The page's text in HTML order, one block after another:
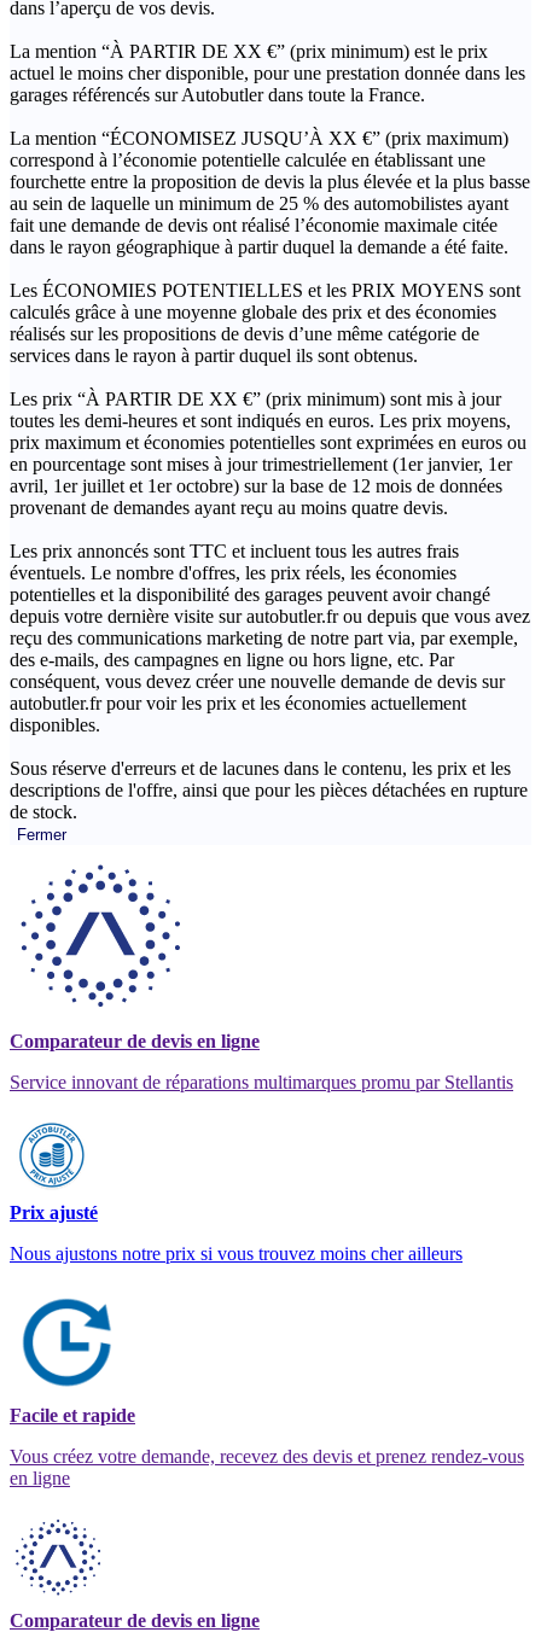
dans l’aperçu de vos devis.
La mention “À PARTIR DE XX €” (prix minimum) est le prix
actuel le moins cher disponible, pour une prestation donnée dans les
garages référencés sur Autobutler dans toute la France.
La mention “ÉCONOMISEZ JUSQU’À XX €” (prix maximum)
correspond à l’économie potentielle calculée en établissant une
fourchette entre la proposition de devis la plus élevée et la plus basse
au sein de laquelle un minimum de 25 % des automobilistes ayant
fait une demande de devis ont réalisé l’économie maximale citée
dans le rayon géographique à partir duquel la demande a été faite.
Les ÉCONOMIES POTENTIELLES et les PRIX MOYENS sont
calculés grâce à une moyenne globale des prix et des économies
réalisés sur les propositions de devis d’une même catégorie de
services dans le rayon à partir duquel ils sont obtenus.
Les prix “À PARTIR DE XX €” (prix minimum) sont mis à jour
toutes les demi-heures et sont indiqués en euros. Les prix moyens,
prix maximum et économies potentielles sont exprimées en euros ou
en pourcentage sont mises à jour trimestriellement (1er janvier, 1er
avril, 1er juillet et 1er octobre) sur la base de 12 mois de données
provenant de demandes ayant reçu au moins quatre devis.
Les prix annoncés sont TTC et incluent tous les autres frais
éventuels. Le nombre d'offres, les prix réels, les économies
potentielles et la disponibilité des garages peuvent avoir changé
depuis votre dernière visite sur autobutler.fr ou depuis que vous avez
reçu des communications marketing de notre part via, par exemple,
des e-mails, des campagnes en ligne ou hors ligne, etc. Par
conséquent, vous devez créer une nouvelle demande de devis sur
autobutler.fr pour voir les prix et les économies actuellement
disponibles.
Sous réserve d'erreurs et de lacunes dans le contenu, les prix et les
descriptions de l'offre, ainsi que pour les pièces détachées en rupture
de stock.
Fermer
Comparateur de devis en ligne
Service innovant de réparations multimarques promu par Stellantis
Prix ajusté
Nous ajustons notre prix si vous trouvez moins cher ailleurs
Facile et rapide
Vous créez votre demande, recevez des devis et prenez rendez-vous
en ligne
Comparateur de devis en ligne